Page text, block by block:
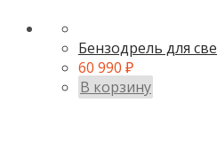
Бензодрель для
60 990 ₽
В корзину